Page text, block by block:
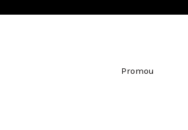
Promou